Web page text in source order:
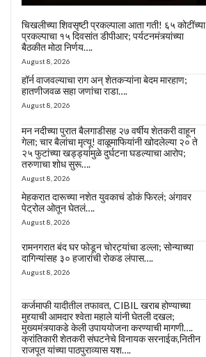
चिखलीच्या शिवसृष्टी प्रकल्पाला आता गती! ६५ कोटींच्या
प्रकल्पाचा १५ दिवसांत डीपीआर; पर्यटनमंत्र्यांच्या
बैठकीत मोठा निर्णय….
August 8, 2026
हॉर्न वाजवल्याचा राग अन् शेतकऱ्यांना बेदम मारहाण;
हातणीजवळ सहा जणांचा राडा….
August 8, 2026
मन नदीच्या पुरात बैलगाडीसह २७ वर्षीय शेतकरी वाहून
गेला; चार बैलांचा मृत्यू! वाळूमाफियांनी खोदलेल्या २० ते
२५ फुटांच्या खड्ड्यांमुळे दुर्घटना घडल्याचा आरोप;
तरुणाचा शोध सुरू….
August 8, 2026
मेहकरात दारूच्या नशेत युवकाचं डोकं फिरलं; अंगावर
पेट्रोल ओतून घेतलं….
August 8, 2026
रामनगरात बंद घर फोडून चोरट्यांचा डल्ला; सोन्याच्या
दागिन्यांसह ३० हजारांची रोकड लंपास….
August 8, 2026
कर्जमाफी यादीतील तफावत, CIBIL खराब होण्याच्या
मुद्द्याची आमदार श्वेता महाले यांनी घेतली दखल;
मुख्यमंत्र्याकडे केली उपाययोजना करण्याची मागणी….
क्रांतिकारी शेतकरी संघटनेचे विनायक सरनाईक,नितीन
राजपूत यांच्या पाठपुराव्यास यश….